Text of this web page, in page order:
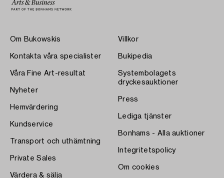
Om Bukowskis
Kontakta våra specialister
Våra Fine Art-resultat
Nyheter
Hemvärdering
Kundservice
Transport och uthämtning
Private Sales
Värdera & sälja
Villkor
Bukipedia
Systembolagets
dryckesauktioner
Press
Lediga tjänster
Bonhams - Alla auktioner
Integritetspolicy
Om cookies